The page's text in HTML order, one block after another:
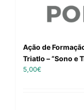
Ação de
Triatlo – “Sono e
5,00€